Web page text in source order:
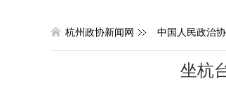
杭州政协新闻网 中国人民政治
坐杭